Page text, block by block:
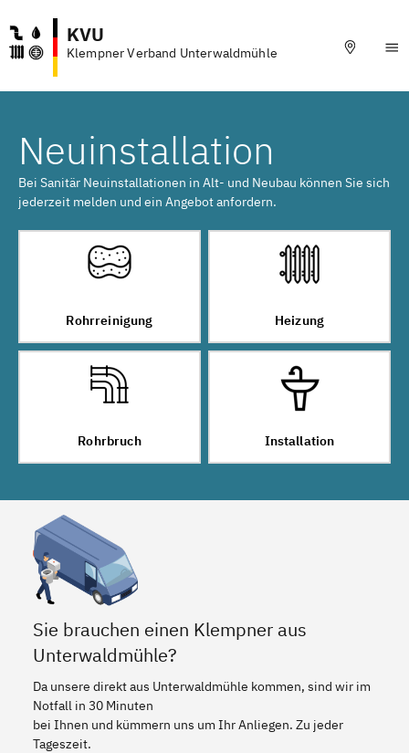
KVU
Klempner Verband Unterwaldmühle
Neuinstallation
Bei Sanitär Neuinstallationen in Alt- und Neubau können Sie sich
jederzeit melden und ein Angebot anfordern.
Rohrreinigung Heizung
Rohrbruch Installation
Sie brauchen einen Klempner aus
Unterwaldmühle?
Da unsere direkt aus Unterwaldmühle kommen, sind wir im
Notfall in 30 Minuten
bei Ihnen und kümmern uns um Ihr Anliegen. Zu jeder
Tageszeit.